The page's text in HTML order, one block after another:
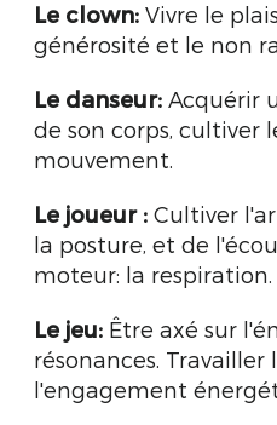
Le clown: Vivre le
générosité et le non
Le danseur: Acquérir
de son corps, cultiver
mouvement.
Le joueur : Cultiver
la posture, et de
moteur: la respiration.
Le jeu: Être axé sur
résonances.
l'engagement